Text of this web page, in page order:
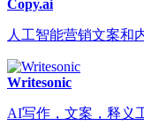
Copy.ai
人工智能营销文案和
Writesonic
AI写作，文案，释义